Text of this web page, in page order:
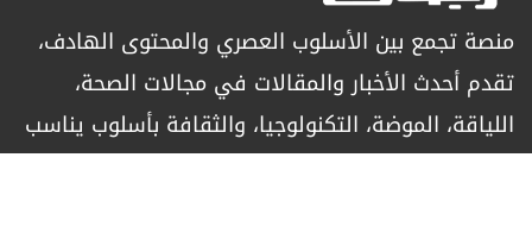
منصة تجمع بين الأسلوب العصري والمحتوى الهادف،
تقدم أحدث الأخبار والمقالات في مجالات الصحة،
اللياقة، الموضة، التكنولوجيا، والثقافة بأسلوب يناسب
الرجل العصري الباحث عن التميز.